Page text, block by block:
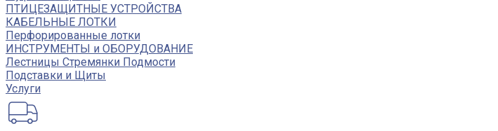
ПТИЦЕЗАЩИТНЫЕ УСТРОЙСТВА
КАБЕЛЬНЫЕ ЛОТКИ
Перфорированные лотки
ИНСТРУМЕНТЫ и ОБОРУДОВАНИЕ
Лестницы Стремянки Подмости
Подставки и Щиты
Услуги